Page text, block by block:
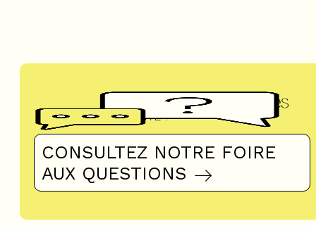
Questions fréquentes
UN DOUTE ?
CONSULTEZ NOTRE FOIRE
AUX QUESTIONS